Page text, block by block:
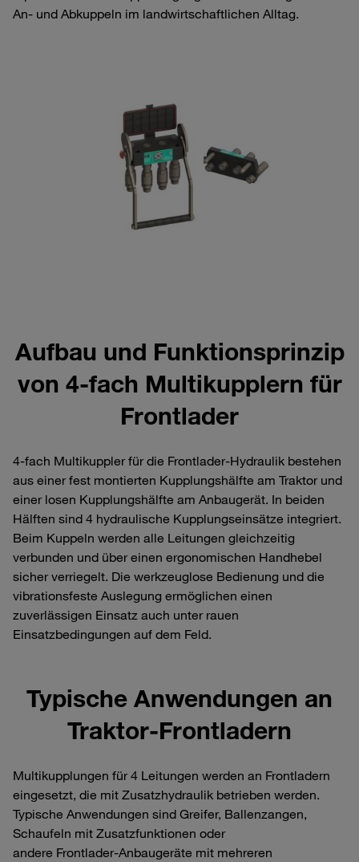
An‑ und Abkuppeln im landwirtschaftlichen Alltag.
Aufbau und Funktionsprinzip
von 4‑fach Multikupplern für
Frontlader
4‑fach Multikuppler für die Frontlader‑Hydraulik bestehen
aus einer fest montierten Kupplungshälfte am Traktor und
einer losen Kupplungshälfte am Anbaugerät. In beiden
Hälften sind 4 hydraulische Kupplungseinsätze integriert.
Beim Kuppeln werden alle Leitungen gleichzeitig
verbunden und über einen ergonomischen Handhebel
sicher verriegelt. Die werkzeuglose Bedienung und die
vibrationsfeste Auslegung ermöglichen einen
zuverlässigen Einsatz auch unter rauen
Einsatzbedingungen auf dem Feld.
Typische Anwendungen an
Traktor‑Frontladern
Multikupplungen für 4 Leitungen werden an Frontladern
eingesetzt, die mit Zusatzhydraulik betrieben werden.
Typische Anwendungen sind Greifer, Ballenzangen,
Schaufeln mit Zusatzfunktionen oder
andere Frontlader‑Anbaugeräte mit mehreren